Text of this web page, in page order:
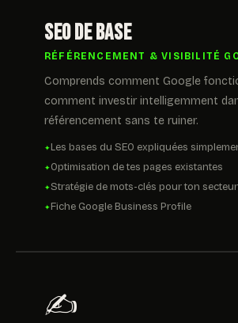
SEO de base
RÉFÉRENCEMENT & VISIBILITÉ
Comprends comment Google
comment investir intelligemment
référencement sans te ruiner.
Les bases du SEO expliquées
Optimisation de tes pages existantes
Stratégie de mots-clés pour ton secteur
Fiche Google Business Profile
✍